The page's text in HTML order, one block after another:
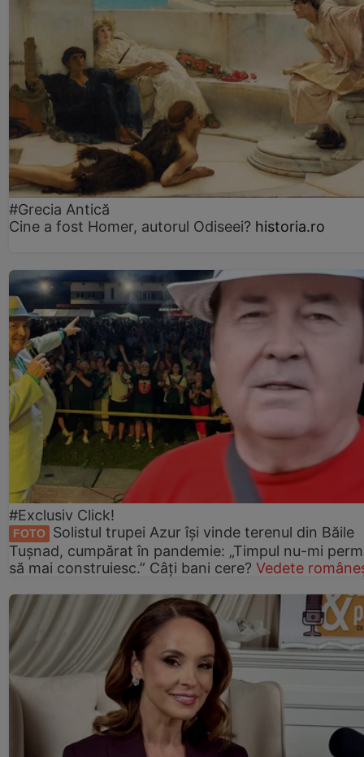
#Grecia Antică
Cine a fost Homer, autorul Odiseei? historia.ro
#Exclusiv Click!
FOTO
Solistul trupei Azur își vinde terenul din Băile
Tușnad, cumpărat în pandemie: „Timpul nu-mi
să mai construiesc.” Câți bani cere? Vedete